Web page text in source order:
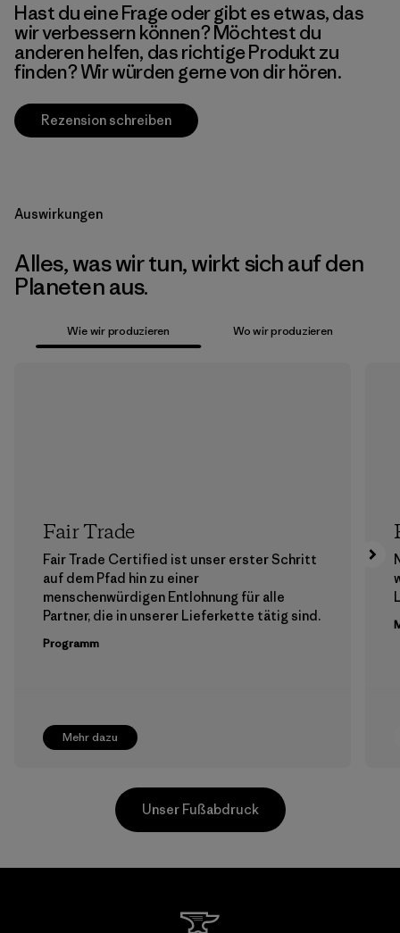
Hast du eine Frage oder gibt es etwas, das
wir verbessern können? Möchtest du
anderen helfen, das richtige Produkt zu
finden? Wir würden gerne von dir hören.
Rezension schreiben
Auswirkungen
Alles, was wir tun, wirkt sich auf den
Planeten aus.
Wie wir produzieren Wo wir produzieren
Mehr dazu
Fair Trade
Fair Trade Certified ist unser erster Schritt
auf dem Pfad hin zu einer
menschenwürdigen Entlohnung für alle
Partner, die in unserer Lieferkette tätig sind.
Programm
Unser Fußabdruck